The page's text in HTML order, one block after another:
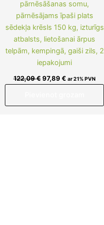
pārnēsāšanas somu,
pārnēsājams īpaši plats
sēdekļa krēsls 150 kg, izturīgs
atbalsts, lietošanai ārpus
telpām, kempingā, gaiši zils, 2
iepakojumi
122,09€ 97,89 € ar 21% PVN